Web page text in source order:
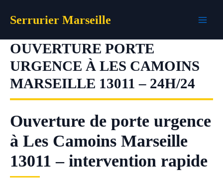
Serrurier Marseille
OUVERTURE PORTE
URGENCE À LES CAMOINS
MARSEILLE 13011 – 24H/24
Ouverture de porte urgence
à Les Camoins Marseille
13011 – intervention rapide